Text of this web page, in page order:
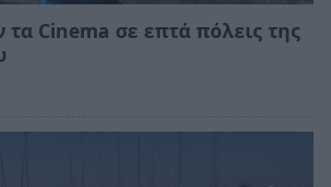
τα Cinema σε επτά πόλεις της